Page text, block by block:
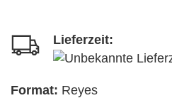
Lieferzeit:
Format: Reyes